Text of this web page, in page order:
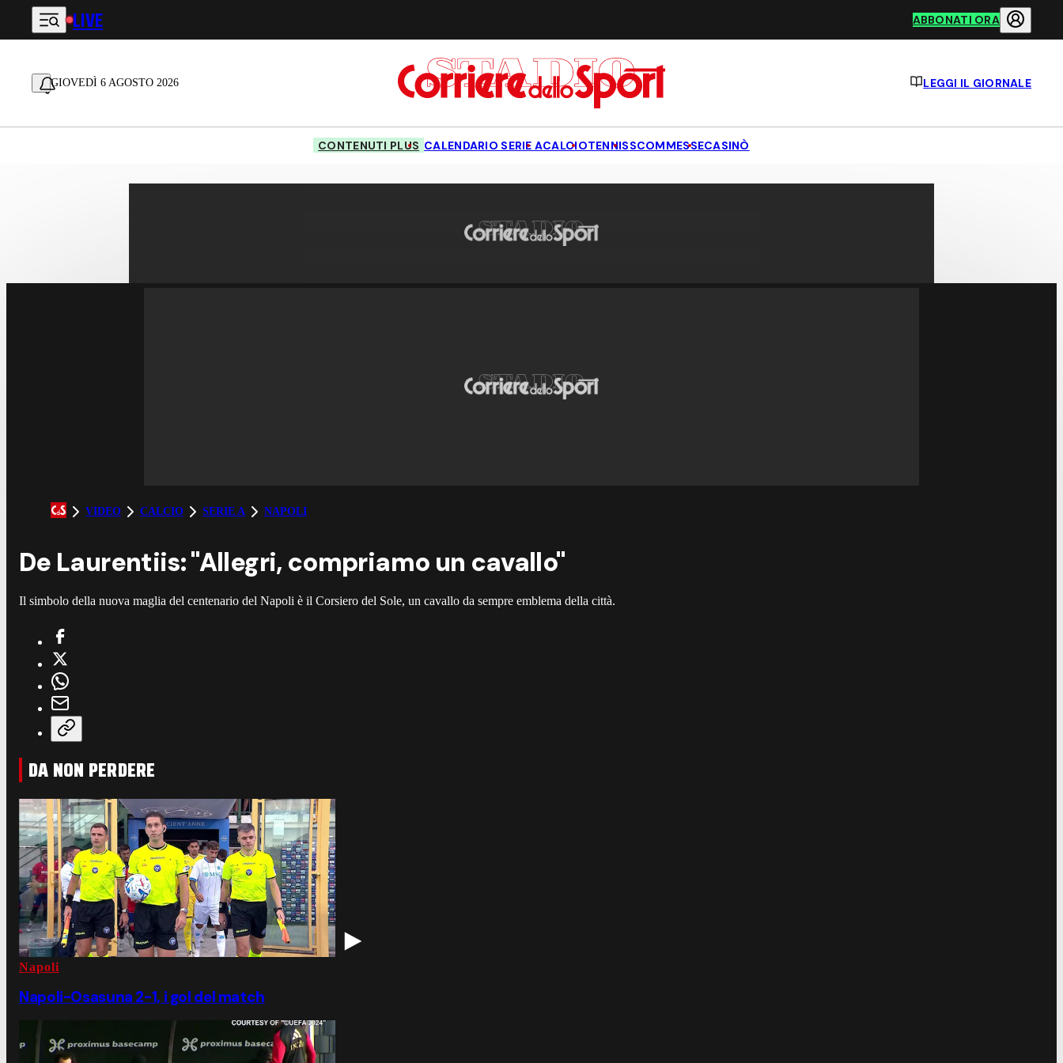
Vai al contenuto principale
LIVE ABBONATI ORA
GIOVEDÌ 6 AGOSTO 2026 LEGGI IL GIORNALE
CONTENUTI PLUS CALENDARIO SERIE ACALCIOTENNISSCOMMESSECASINÒ
VIDEO CALCIO SERIE A NAPOLI
De Laurentiis: "Allegri, compriamo un cavallo"
Il simbolo della nuova maglia del centenario del Napoli è il Corsiero del Sole, un cavallo da sempre emblema della città.
DA NON PERDERE
Napoli
Napoli-Osasuna 2-1, i gol del match